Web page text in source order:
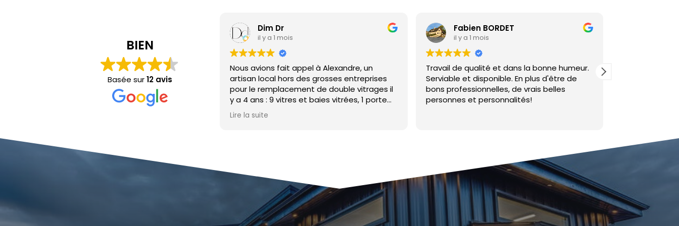
BIEN
Basée sur12 avis
Nous avions fait appel à Alexandre, un
artisan local hors des grosses entreprises
pour le remplacement de double vitrages il
y a 4 ans : 9 vitres et baies vitrées, 1 porte
d'entrée don't aucune a la même
dimension. Le contact a été rapide et les
beaucoup plus intéressant que pour de plus
grosses structures ! Lorsque nous avons
remplacé notre vieille véranda en pièce de
vie l'année dernière, nous n'avons donc pas
hésité une seule seconde à les rappeler
pour 3 baies vitrées démesurées : 1,60 par 2
Fabien BORDET
Travail de qualité et dans la bonne humeur.
Serviable et disponible. En plus d'être de
bons professionnelles, de vrais belles
personnes et personnalités!
Camille D
Double vitrage et isolation des coffres
volets roulants sur 5 appartements.
Excellent contact, travail impeccable, à
recommander vivement !